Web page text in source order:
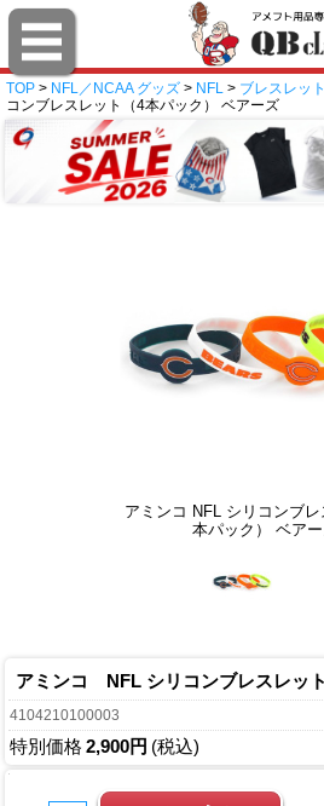
TOP > NFL／NCAA グッズ > NFL > ブレスレッ
コンブレスレット（4本パック） ベアーズ
アミンコ NFL シリコンブ
本パック） ベア
アミンコ NFL シリコンブレスレッ
4104210100003
特別価格 2,900円 (税込)